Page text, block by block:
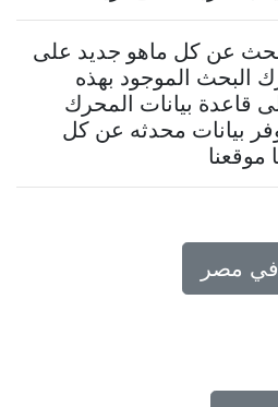
عن كل ماهو جديد على
البحث الموجود بهذه
بيانات المحرك
بيانات محدثه عن كل
مصر